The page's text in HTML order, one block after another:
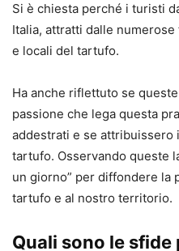
Si è chiesta perché i turisti
Italia, attratti dalle
e locali del tartufo.
Ha anche riflettuto se
passione che lega questa
addestrati e se attribuissero
tartufo. Osservando queste
un giorno” per diffondere la
tartufo e al nostro territorio.
Quali sono le